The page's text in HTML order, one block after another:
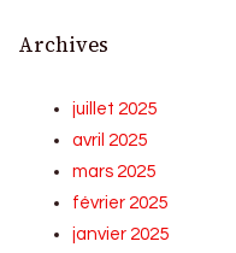
Archives
juillet 2025
avril 2025
mars 2025
février 2025
janvier 2025